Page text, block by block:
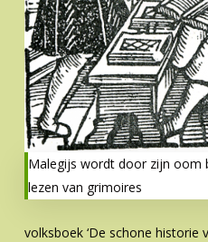
Malegijs wordt door zijn oom
lezen van grimoires
volksboek ‘De schone historie